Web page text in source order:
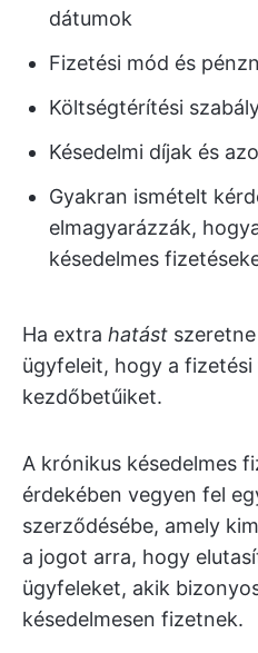
dátumok
Fizetési mód és
Költségtérítési
Késedelmi díjak és
Gyakran ismételt
elmagyarázzák,
késedelmes
Ha extra hatást
ügyfeleit, hogy a
kezdőbetűiket.
A krónikus késedelmes
érdekében vegyen fel
szerződésébe, amely
a jogot arra, hogy
ügyfeleket, akik
késedelmesen fizetnek.